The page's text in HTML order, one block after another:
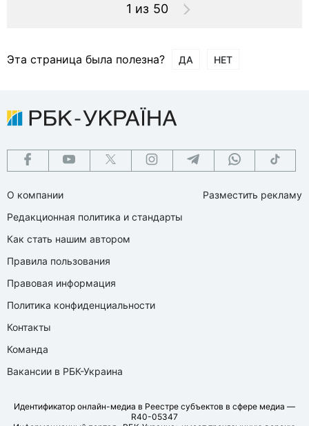
1 из 50
Эта страница была полезна? ДА НЕТ
О компании
Редакционная политика и стандарты
Как стать нашим автором
Правила пользования
Правовая информация
Политика конфиденциальности
Контакты
Команда
Вакансии в РБК-Украина
Разместить рекламу
Идентификатор онлайн-медиа в Реестре субъектов в сфере медиа —
R40-05347